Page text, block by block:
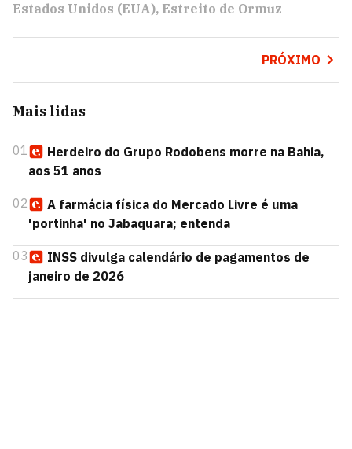
Estados Unidos (EUA) Estreito de Ormuz
PRÓXIMO
Mais lidas
01
Herdeiro do Grupo Rodobens morre na Bahia,
aos 51 anos
02
A farmácia física do Mercado Livre é uma
'portinha' no Jabaquara; entenda
03
INSS divulga calendário de pagamentos de
janeiro de 2026